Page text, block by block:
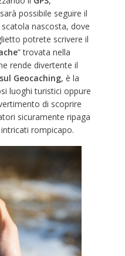
possibile seguire il
nascosta, dove
potrete scrivere il
” trovata nella
rende divertente il
Geocaching, è la
luoghi turistici oppure
di scoprire
sicuramente ripaga
rompicapo.